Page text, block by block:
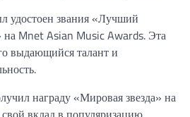
удостоен звания «Лучший
на Mnet Asian Music Awards. Эта
выдающийся талант и
награду «Мировая звезда» на